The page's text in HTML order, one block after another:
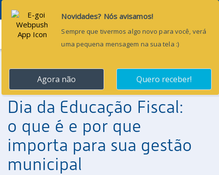
Menu
19 de maio de 2026
Dia da Educação Fiscal:
o que é e por que
importa para sua gestão
municipal